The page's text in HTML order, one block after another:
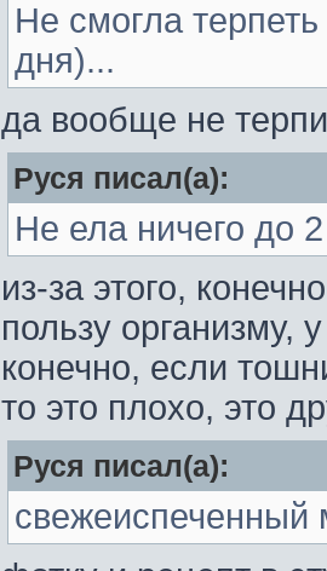
Не смогла
дня)...
да вообще не терпи
Руся писал(а):
Не ела ничего до
из-за этого,
пользу организму,
конечно, если
то это плохо, это
Руся писал(а):